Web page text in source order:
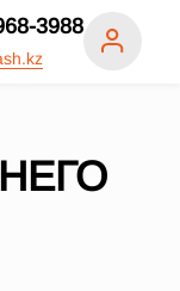
3988